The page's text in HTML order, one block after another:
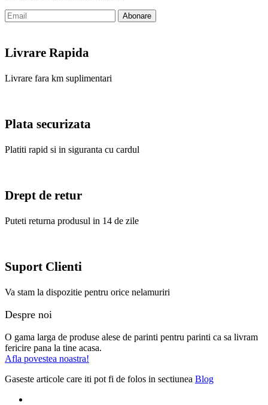
Abonare
Livrare Rapida
Livrare fara km suplimentari
Plata securizata
Platiti rapid si in siguranta cu cardul
Drept de retur
Puteti returna produsul in 14 de zile
Suport Clienti
Va stam la dispozitie pentru orice nelamuriri
Despre noi
O gama larga de produse alese de parinti pentru parinti ca sa livram
fericire pana la tine acasa.
Afla povestea noastra!
Gaseste articole care iti pot fi de folos in sectiunea Blog